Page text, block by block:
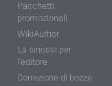
Pacchetti
promozionali
WikiAuthor
La sinossi per
l'editore
Correzione di bozze